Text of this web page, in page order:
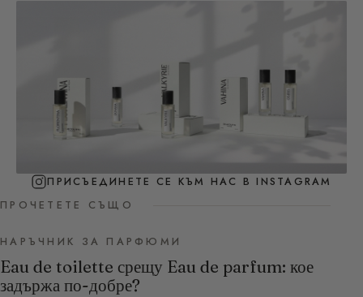
ПРИСЪЕДИНЕТЕ СЕ КЪМ НАС В INSTAGRAM
ПРОЧЕТЕТЕ СЪЩО
НАРЪЧНИК ЗА ПАРФЮМИ
Eau de toilette срещу Eau de parfum: кое
задържа по-добре?